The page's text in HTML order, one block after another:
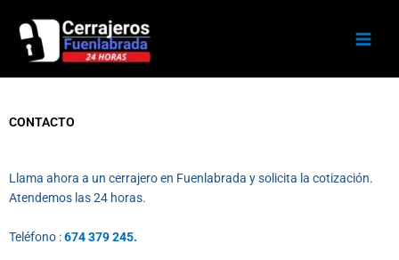
contenido
CONTACTO
Llama ahora a un cerrajero en Fuenlabrada y solicita la cotización.
Atendemos las 24 horas.
Teléfono :674 379 245.